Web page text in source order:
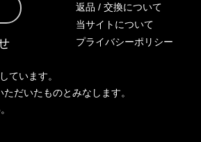
返品 / 交換について
当サイトについて
プライバシーポリシー
お問い合わせ
ています。
だいたものとみなします。